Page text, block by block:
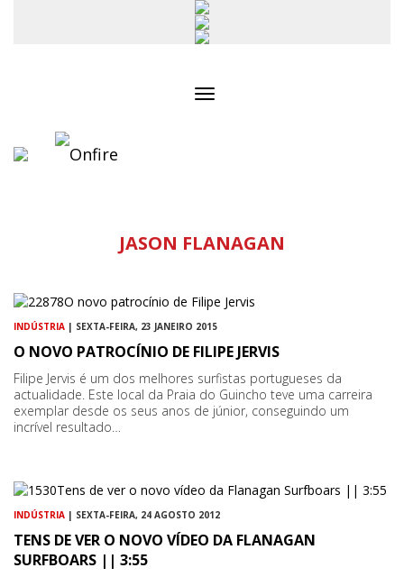
JASON FLANAGAN
INDÚSTRIA | SEXTA-FEIRA, 23 JANEIRO 2015
O NOVO PATROCÍNIO DE FILIPE JERVIS
Filipe Jervis é um dos melhores surfistas portugueses da
actualidade. Este local da Praia do Guincho teve uma carreira
exemplar desde os seus anos de júnior, conseguindo um
incrível resultado…
INDÚSTRIA | SEXTA-FEIRA, 24 AGOSTO 2012
TENS DE VER O NOVO VÍDEO DA FLANAGAN
SURFBOARS || 3:55